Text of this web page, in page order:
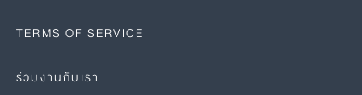
TERMS OF SERVICE
ร่วมงานกับเรา